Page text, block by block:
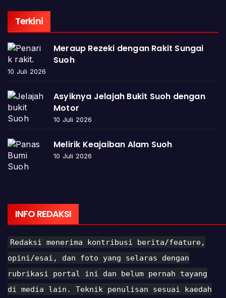
Terkini
Meraup Rezeki dengan Rakit Sungai
Suoh
10 Juli 2026
Asyiknya Jelajah Bukit Suoh dengan
Motor
10 Juli 2026
Melirik Keajaiban Alam Suoh
10 Juli 2026
INFO REDAKSI
Redaksi menerima kontribusi berita/feature,
opini/esai, dan foto yang selaras dengan
rubrikasi portal ini dan belum pernah tayang
di media lain. Teknik penulisan sesuai kaedah